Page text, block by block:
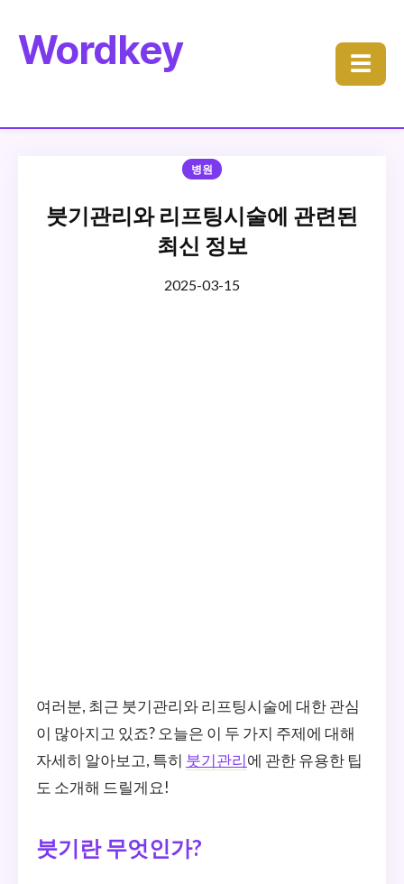
Wordkey ☰
병원
붓기관리와 리프팅시술에 관련된
최신 정보
2025-03-15
여러분, 최근 붓기관리와 리프팅시술에 대한 관심
이 많아지고 있죠? 오늘은 이 두 가지 주제에 대해
자세히 알아보고, 특히 붓기관리에 관한 유용한 팁
도 소개해 드릴게요!
붓기란 무엇인가?